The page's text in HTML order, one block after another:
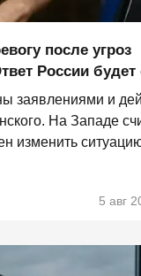
после угроз
России будет
заявлениями и
На Западе
изменить
5 авг